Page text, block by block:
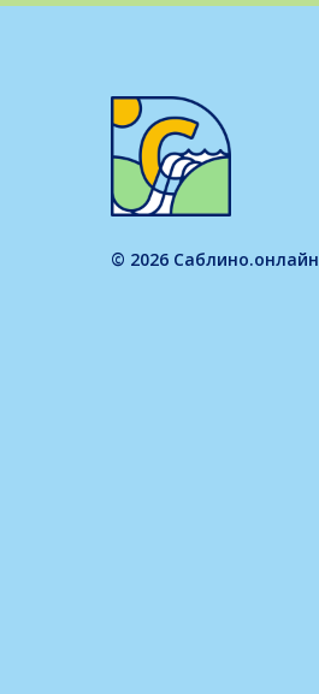
© 2026 Саблино.онлайн